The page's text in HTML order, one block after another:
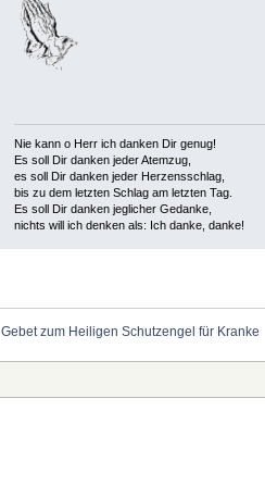
Nie kann o Herr ich danken Dir genug!
Es soll Dir danken jeder Atemzug,
es soll Dir danken jeder Herzensschlag,
bis zu dem letzten Schlag am letzten Tag.
Es soll Dir danken jeglicher Gedanke,
nichts will ich denken als: Ich danke, danke!
Gebet zum Heiligen Schutzengel für Kranke